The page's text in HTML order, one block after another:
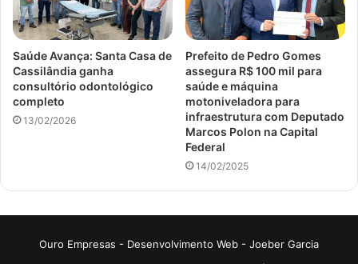
Saúde Avança: Santa Casa de
Cassilândia ganha
consultório odontológico
completo
13/02/2026
Prefeito de Pedro Gomes
assegura R$ 100 mil para
saúde e máquina
motoniveladora para
infraestrutura com Deputado
Marcos Polon na Capital
Federal
14/02/2025
Ouro Empresas - Desenvolvimento Web - Joeber Garcia